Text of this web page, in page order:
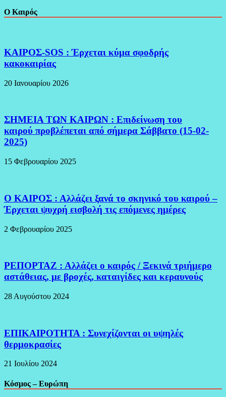
Ο Καιρός
ΚΑΙΡΟΣ-SOS : Έρχεται κύμα σφοδρής
κακοκαιρίας
20 Ιανουαρίου 2026
ΣΗΜΕΙΑ ΤΩΝ ΚΑΙΡΩΝ : Επιδείνωση του
καιρού προβλέπεται από σήμερα Σάββατο (15-02-
2025)
15 Φεβρουαρίου 2025
Ο ΚΑΙΡΟΣ : Αλλάζει ξανά το σκηνικό του καιρού –
Έρχεται ψυχρή εισβολή τις επόμενες ημέρες
2 Φεβρουαρίου 2025
ΡΕΠΟΡΤΑΖ : Αλλάζει ο καιρός / Ξεκινά τριήμερο
αστάθειας, με βροχές, καταιγίδες και κεραυνούς
28 Αυγούστου 2024
ΕΠΙΚΑΙΡΟΤΗΤΑ : Συνεχίζονται οι υψηλές
θερμοκρασίες
21 Ιουλίου 2024
Κόσμος – Ευρώπη